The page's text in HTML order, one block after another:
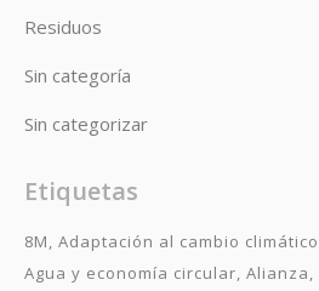
Residuos
Sin categoría
Sin categorizar
Etiquetas
8M Adaptación al cambio climático
Agua y economía circular Alianza